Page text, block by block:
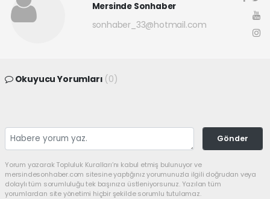
Mersinde Sonhaber
sonhaber_33@hotmail.com
Okuyucu Yorumları (0)
Gönder
Yorum yazarak Topluluk Kuralları’nı kabul etmiş bulunuyor ve
mersindesonhaber.com sitesine yaptığınız yorumunuzla ilgili doğrudan veya
dolaylı tüm sorumluluğu tek başınıza üstleniyorsunuz. Yazılan tüm
yorumlardan site yönetimi hiçbir şekilde sorumlu tutulamaz.